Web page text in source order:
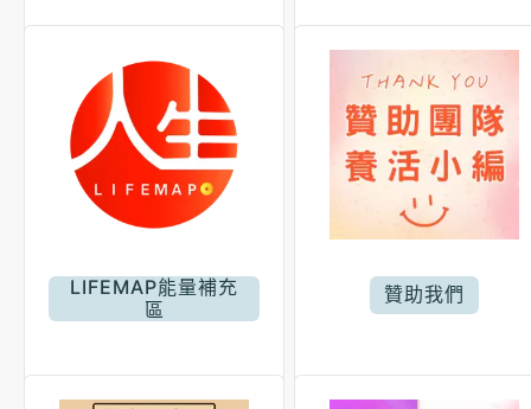
LIFEMAP能量補充
區
贊助我們